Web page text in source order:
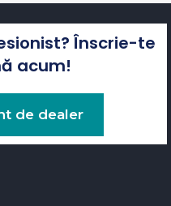
Înscrie-te
acum!
de dealer